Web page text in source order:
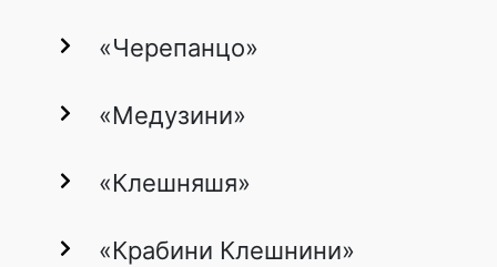
«Черепанцо»
«Медузини»
«Клешняшя»
«Крабини Клешнини»